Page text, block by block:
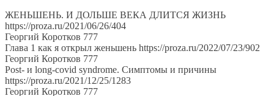
ЖЕНЬШЕНЬ. И ДОЛЬШЕ ВЕКА ДЛИТСЯ ЖИЗНЬ
https://proza.ru/2021/06/26/404
Георгий Коротков 777
Глава 1 как я открыл женьшень https://proza.ru/2022/07/23/902
Георгий Коротков 777
Post- и long-covid syndrome. Симптомы и причины
https://proza.ru/2021/12/25/1283
Георгий Коротков 777